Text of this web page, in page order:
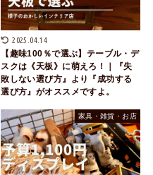
2025.04.14
【趣味100％で選ぶ】テーブル・デ
スクは《天板》に萌えろ！｜『失
敗しない選び方』より『成功する
選び方』がオススメですよ。
家具・雑貨・お店